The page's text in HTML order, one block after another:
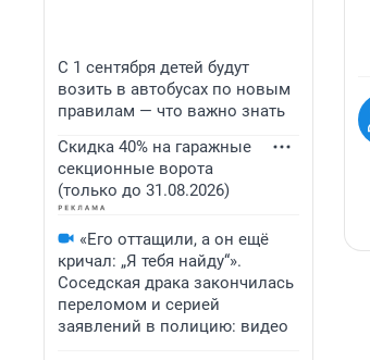
С 1 сентября детей будут
возить в автобусах по новым
правилам — что важно знать
Скидка 40% на гаражные
секционные ворота
(только до 31.08.2026)
«Его оттащили, а он ещё
кричал: „Я тебя найду“».
Соседская драка закончилась
переломом и серией
заявлений в полицию: видео